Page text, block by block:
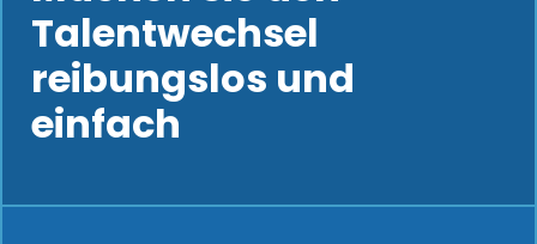
Talentwechsel
reibungslos und
einfach